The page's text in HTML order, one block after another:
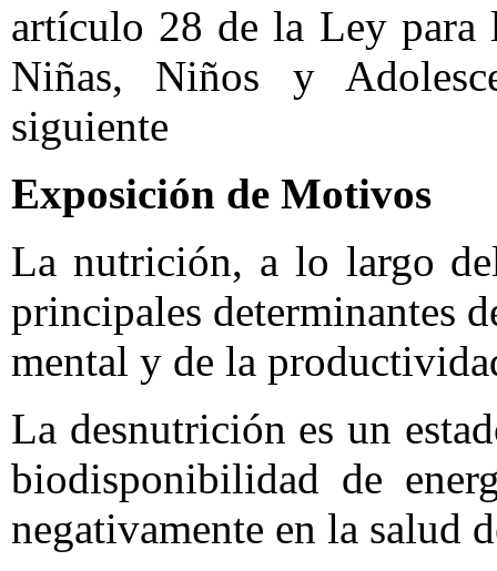
artículo 28 de la Ley para
Niñas, Niños y
siguiente
Exposición de Motivos
La nutrición, a lo largo
principales determinantes
mental y de la
La desnutrición es un
biodisponibilidad de
negativamente en la salud